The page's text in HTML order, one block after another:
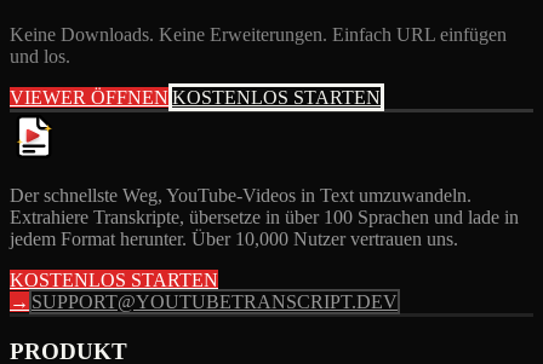
Keine Downloads. Keine Erweiterungen. Einfach URL einfügen
und los.
VIEWER ÖFFNEN KOSTENLOS STARTEN
Der schnellste Weg, YouTube-Videos in Text umzuwandeln.
Extrahiere Transkripte, übersetze in über 100 Sprachen und lade in
jedem Format herunter. Über 10,000 Nutzer vertrauen uns.
KOSTENLOS STARTEN
→ SUPPORT@YOUTUBETRANSCRIPT.DEV
PRODUKT